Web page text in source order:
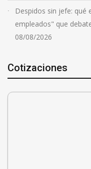
Despidos sin jefe: qué
empleados" que
08/08/2026
Cotizaciones